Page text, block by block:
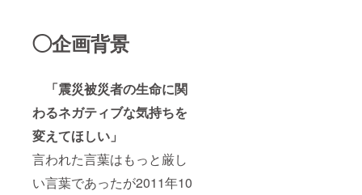
◯企画背景
「震災被災者の生命に関
わるネガティブな気持ちを
変えてほしい」
言われた言葉はもっと厳し
い言葉であったが2011年10